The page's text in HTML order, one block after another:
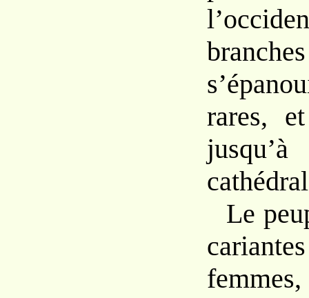
branches
rares,
cathé
Le